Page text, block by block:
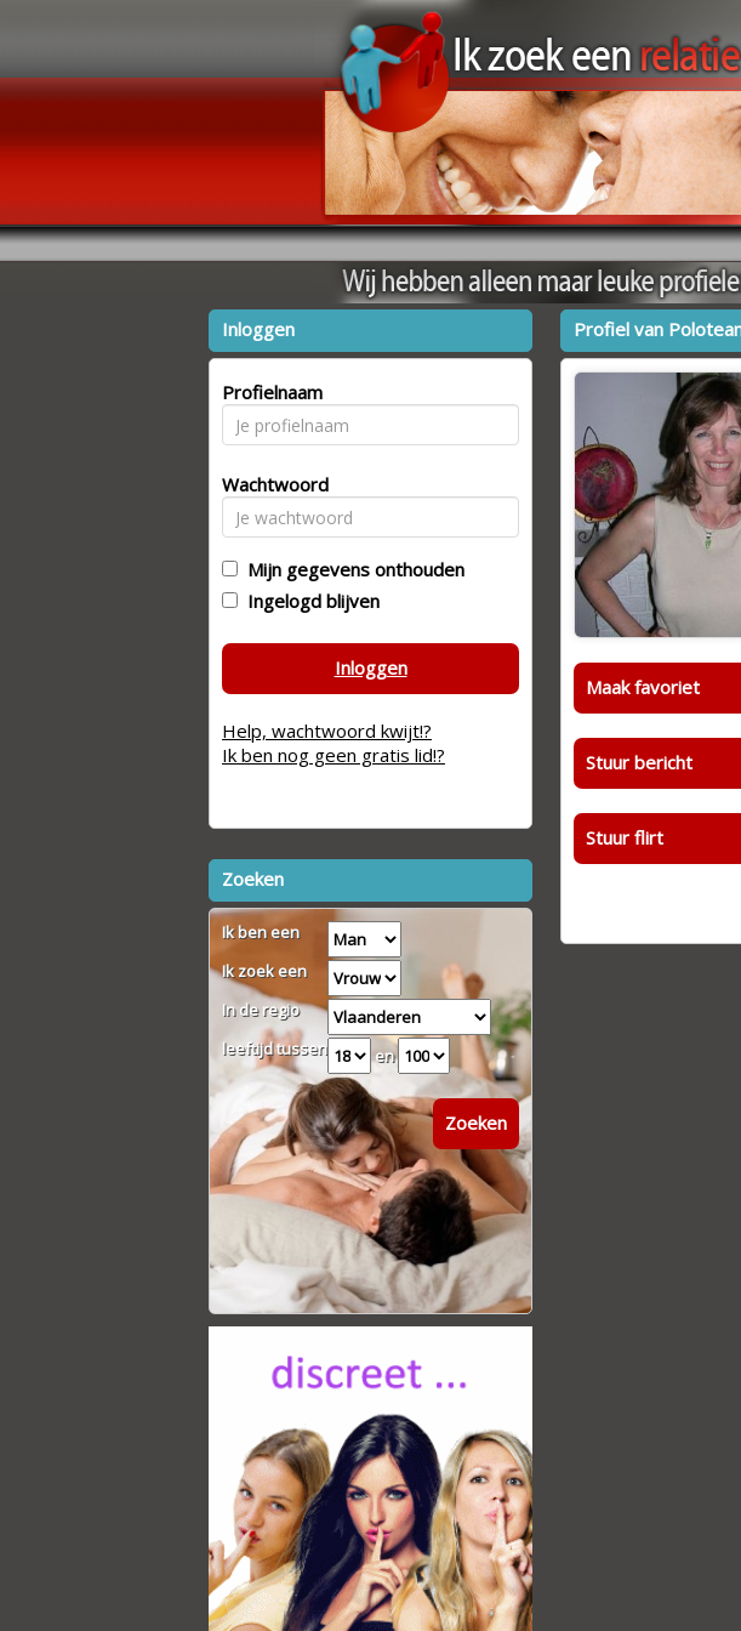
Profiel van
Maak favoriet
Stuur bericht
Stuur flirt
Inloggen
Profielnaam
Wachtwoord
Mijn gegevens onthouden
Ingelogd blijven
Inloggen
Help, wachtwoord kwijt!?
Ik ben nog geen gratis lid!?
Zoeken
Ik ben een
Ik zoek een
In de regio
leeftijd tussen
en
Zoeken